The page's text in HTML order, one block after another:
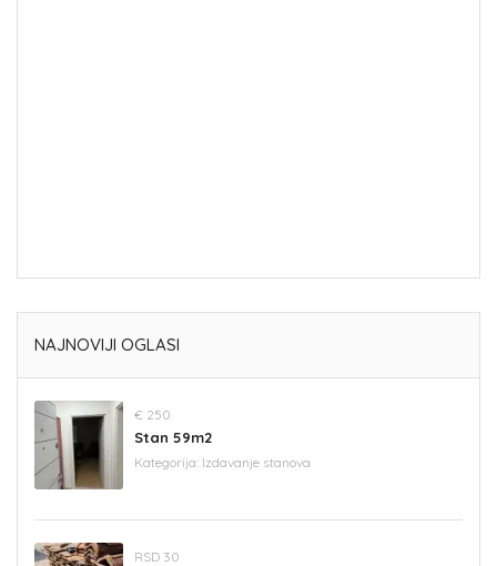
NAJNOVIJI OGLASI
€ 250
Stan 59m2
Kategorija: Izdavanje stanova
RSD 30